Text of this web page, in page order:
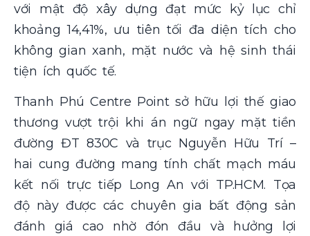
với mật độ xây dựng đạt mức kỷ lục chỉ
khoảng 14,41%, ưu tiên tối đa diện tích cho
không gian xanh, mặt nước và hệ sinh thái
tiện ích quốc tế.
Thanh Phú Centre Point sở hữu lợi thế giao
thương vượt trội khi án ngữ ngay mặt tiền
đường ĐT 830C và trục Nguyễn Hữu Trí –
hai cung đường mang tính chất mạch máu
kết nối trực tiếp Long An với TP.HCM. Tọa
độ này được các chuyên gia bất động sản
đánh giá cao nhờ đón đầu và hưởng lợi